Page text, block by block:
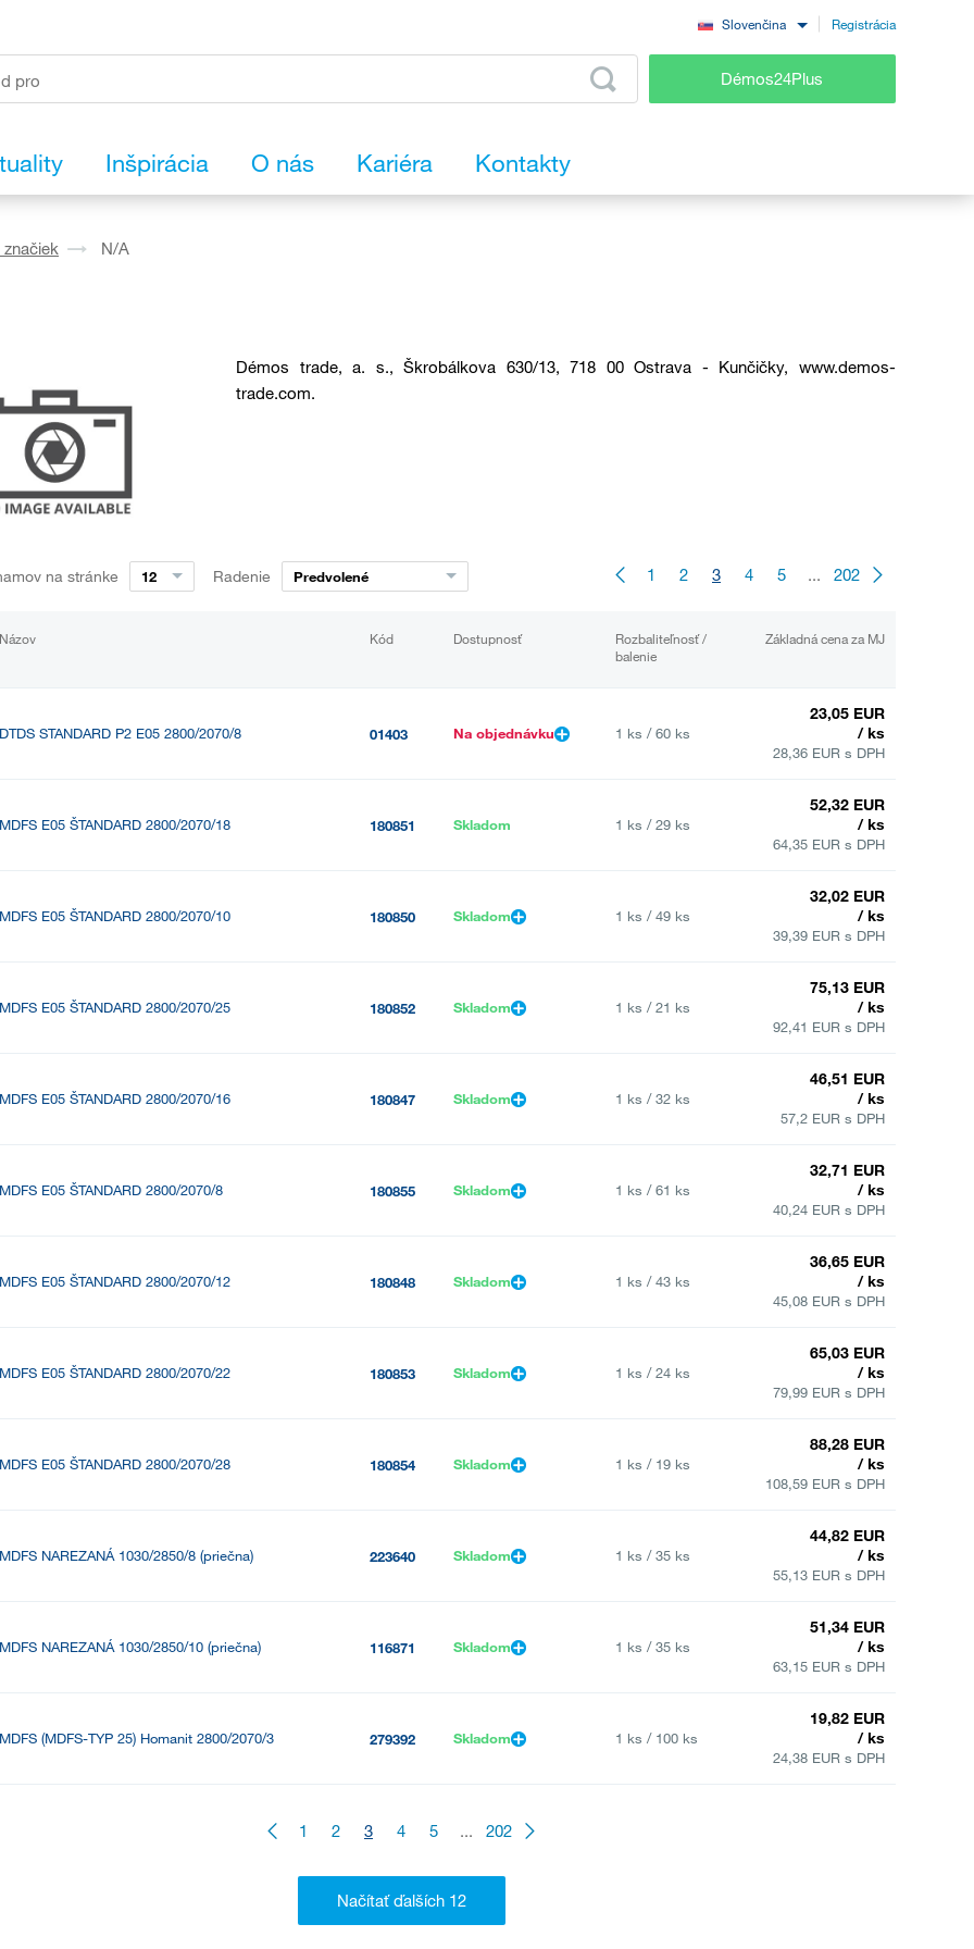
Slovenčina Registrácia
Démos24Plus
Inšpirácia O nás Kariéra Kontakty
N/A
Démos trade, a. s., Škrobálkova 630/13, 718 00 Ostrava - Kunčičky, www.demos-
trade.com.
na stránke 12 Radenie Predvolené 1 2 3 4 5 202
Názov Kód Dostupnosť
Rozbaliteľnosť /
balenie
Základná cena za MJ
DTDS STANDARD P2 E05 2800/2070/8 01403 Na objednávku 1 ks / 60 ks
23,05 EUR
/ ks
28,36 EUR s DPH
MDFS E05 ŠTANDARD 2800/2070/18 180851 Skladom 1 ks / 29 ks
52,32 EUR
/ ks
64,35 EUR s DPH
MDFS E05 ŠTANDARD 2800/2070/10 180850 Skladom 1 ks / 49 ks
32,02 EUR
/ ks
39,39 EUR s DPH
MDFS E05 ŠTANDARD 2800/2070/25 180852 Skladom 1 ks / 21 ks
75,13 EUR
/ ks
92,41 EUR s DPH
MDFS E05 ŠTANDARD 2800/2070/16 180847 Skladom 1 ks / 32 ks
46,51 EUR
/ ks
57,2 EUR s DPH
MDFS E05 ŠTANDARD 2800/2070/8 180855 Skladom 1 ks / 61 ks
32,71 EUR
/ ks
40,24 EUR s DPH
MDFS E05 ŠTANDARD 2800/2070/12 180848 Skladom 1 ks / 43 ks
36,65 EUR
/ ks
45,08 EUR s DPH
MDFS E05 ŠTANDARD 2800/2070/22 180853 Skladom 1 ks / 24 ks
65,03 EUR
/ ks
79,99 EUR s DPH
MDFS E05 ŠTANDARD 2800/2070/28 180854 Skladom 1 ks / 19 ks
88,28 EUR
/ ks
108,59 EUR s DPH
MDFS NAREZANÁ 1030/2850/8 (priečna) 223640 Skladom 1 ks / 35 ks
44,82 EUR
/ ks
55,13 EUR s DPH
MDFS NAREZANÁ 1030/2850/10 (priečna) 116871 Skladom 1 ks / 35 ks
51,34 EUR
/ ks
63,15 EUR s DPH
MDFS (MDFS-TYP 25) Homanit 2800/2070/3 279392 Skladom 1 ks / 100 ks
19,82 EUR
/ ks
24,38 EUR s DPH
1 2 3 4 5 202